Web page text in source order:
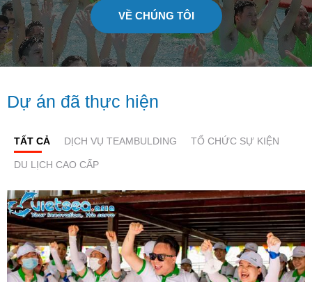
VỀ CHÚNG TÔI
Dự án đã thực hiện
TẤT CẢ DỊCH VỤ TEAMBULDING TỔ CHỨC SỰ KIỆN
DU LỊCH CAO CẤP